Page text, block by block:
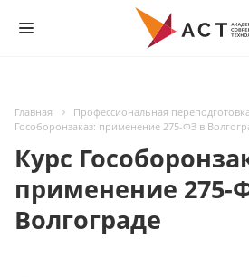
Главная Профессиональная переподготовка
Гособоронзаказ: применение 275-ФЗ в
Курс
применение 275-
Волгограде